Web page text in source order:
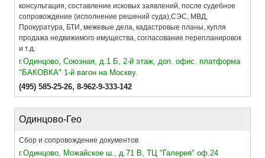
консультация, составление исковых заявлений, после судебное
сопровождение (исполнение решений суда),СЭС, МВД,
Прокуратура, БТИ, межевые дела, кадастровые планы, купля
продажа недвижимого имущества, согласование перепланировок
и т.д.
г.Одинцово, Союзная, д.1 Б, 2-й этаж, доп. офис. платформа
"БАКОВКА" 1-й вагон на Москву.
(495) 585-25-26, 8-962-9-333-142
Одинцово-Гео
Сбор и сопровождение документов
г.Одинцово, Можайское ш., д.71 В, ТЦ "Галерея" оф.24